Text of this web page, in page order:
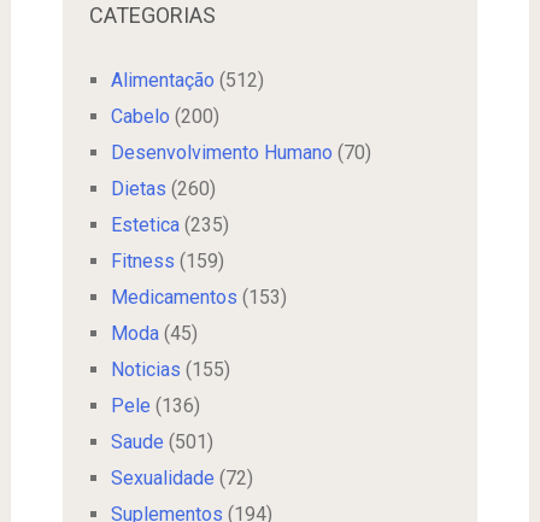
CATEGORIAS
Alimentação (512)
Cabelo (200)
Desenvolvimento Humano (70)
Dietas (260)
Estetica(235)
Fitness (159)
Medicamentos (153)
Moda(45)
Noticias (155)
Pele (136)
Saude (501)
Sexualidade (72)
Suplementos (194)